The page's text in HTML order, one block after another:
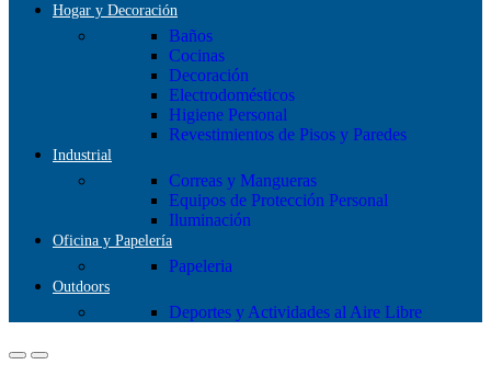
Hogar y Decoración
Baños
Cocinas
Decoración
Electrodomésticos
Higiene Personal
Revestimientos de Pisos y Paredes
Industrial
Correas y Mangueras
Equipos de Protección Personal
Iluminación
Oficina y Papelería
Papeleria
Outdoors
Deportes y Actividades al Aire Libre